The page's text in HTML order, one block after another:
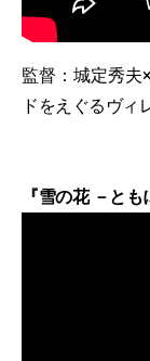
監督：城定秀
ドをえぐるヴィ
『雪の花 －とも